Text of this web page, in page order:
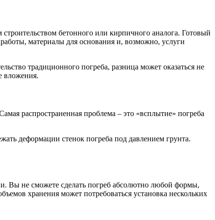
бетонного или кирпичного аналога. Готовый
материалы для основания и, возможно, услуги
традиционного погреба, разница может оказаться не
вложения.
распространенная проблема – это «всплытие» погреба
деформации стенок погреба под давлением грунта.
Вы не сможете сделать погреб абсолютно любой формы,
хранения может потребоваться установка нескольких